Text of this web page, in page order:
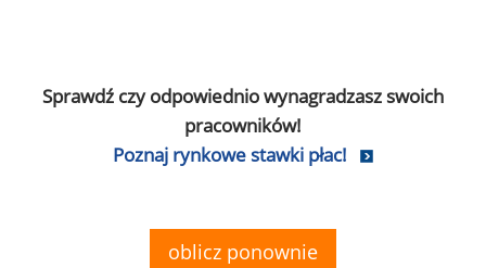
Sprawdź czy odpowiednio wynagradzasz swoich
pracowników!
Poznaj rynkowe stawki płac!
oblicz ponownie